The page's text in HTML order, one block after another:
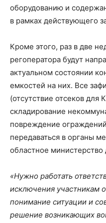
оборудованию и
в рамках действующего
Кроме этого, раз в две
регоператора будут
актуальном состоянии
емкостей на них. Все
(отсутствие отсеков
складирование
повреждение
передаваться в органы
областное министерство
«Нужно работать
исключения участникам
понимание ситуации и
решение возникающих